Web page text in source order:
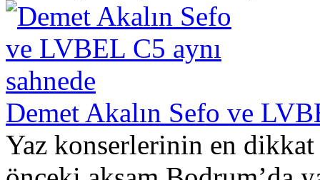
Demet Akalın Sefo ve
Yaz konserlerinin en